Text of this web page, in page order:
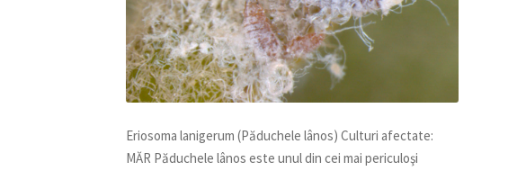
Eriosoma lanigerum (Păduchele lânos) Culturi afectate:
MĂR Păduchele lânos este unul din cei mai periculoşi